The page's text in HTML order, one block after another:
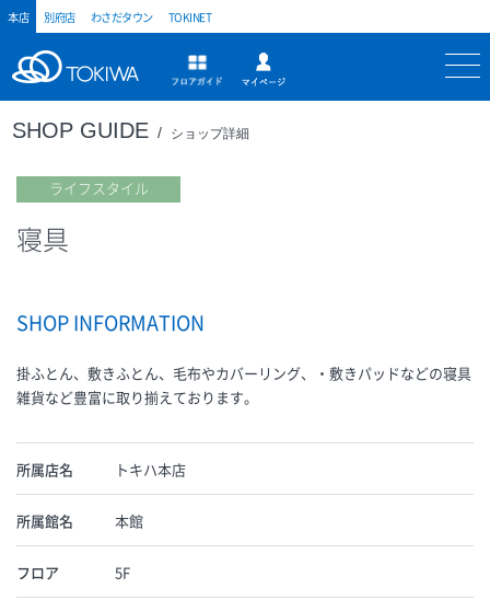
本店 別府店 わさだタウン TOKINET
トキハ フロアガイド
SHOP GUIDE ショップ詳細
寝具
ライフスタイル
SHOP INFORMATION
掛ふとん、敷きふとん、毛布やカバーリング、・敷きパッドなどの寝具
雑貨など豊富に取り揃えております。
所属店名 トキハ本店
所属館名 本館
フロア 5F